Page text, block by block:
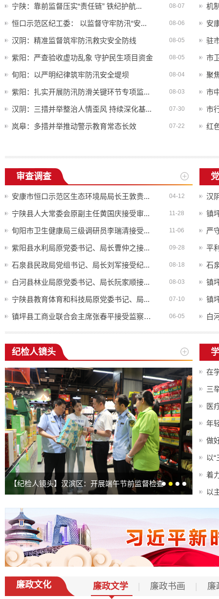
08-07
宁陕：靠前监督压实“责任链” 铁纪护航...
08-06
恒口示范区纪工委： 以监督守牢防汛“安...
08-05
汉阴：精准监督筑牢防汛救灾安全防线
08-05
紫阳：严查验收虚功乱象 守护民生项目资金
08-04
旬阳：以严明纪律筑牢防汛安全堤坝
08-03
紫阳：扎实开展防汛防滑关键环节专项监...
07-30
汉阴：三措并举整治人情歪风 持续深化基...
07-22
岚皋：多措并举推动警示教育常态长效
机
安
驻
市
聚
市
市
红
审查调查
04-12
安康市恒口示范区生态环境局局长王敦贵...
11-28
宁陕县人大常委会原副主任黄国庆接受审...
11-06
旬阳市卫生健康局三级调研员李瑞清接受...
09-28
紫阳县水利局原党委书记、局长曹仲之接...
08-18
石泉县民政局党组书记、局长刘军接受纪...
08-03
白河县林业局原党委书记、局长阮家顺接...
07-10
宁陕县教育体育和科技局原党委书记、局...
06-05
镇坪县工商业联合会主席张春平接受监察调查
汉
镇
严
平
石
镇
白
纪检人镜头
【纪检人镜头】汉滨区：开展端午节前监督检查
在
三
医
年
做
以“
着
以
廉政文化 廉政文学 廉政书画 廉